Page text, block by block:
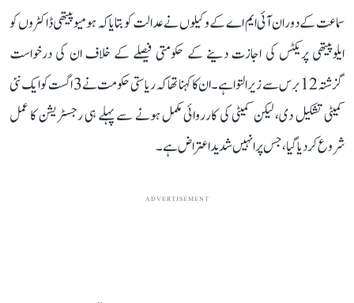
سماعت کے دوران آئی ایم اے کے وکیلوں نے عدالت کو بتایا کہ ہومیوپیتھی ڈاکٹروں کو
ایلوپیتھی پریکٹس کی اجازت دینے کے حکومتی فیصلے کے خلاف ان کی درخواست
گزشتہ 12 برس سے زیر التوا ہے۔ ان کا کہنا تھا کہ ریاستی حکومت نے 3 اگست کو ایک نئی
کمیٹی تشکیل دی، لیکن کمیٹی کی کارروائی مکمل ہونے سے پہلے ہی رجسٹریشن کا عمل
شروع کر دیا گیا، جس پر انہیں شدید اعتراض ہے۔
ADVERTISEMENT